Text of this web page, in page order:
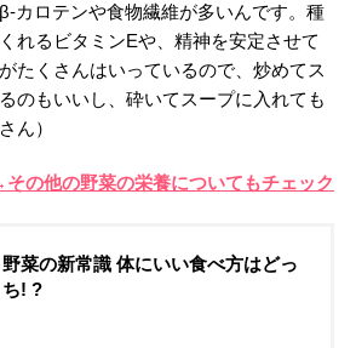
カロテンや食物繊維が多いんです。種
れるビタミンEや、精神を安定させて
たくさんはいっているので、炒めてス
のもいいし、砕いてスープに入れても
ん）
の他の野菜の栄養についてもチェック
野菜の新常識 体にいい食べ方はどっ
ち! ?